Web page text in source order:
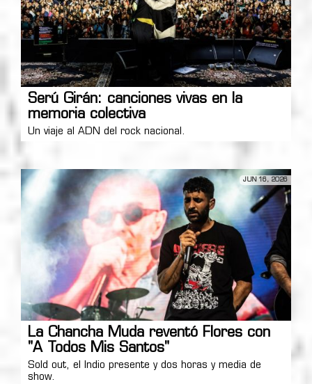
Serú Girán: canciones vivas en la
memoria colectiva
Un viaje al ADN del rock nacional.
JUN 16, 2026
La Chancha Muda reventó Flores con
"A Todos Mis Santos"
Sold out, el Indio presente y dos horas y media de
show.